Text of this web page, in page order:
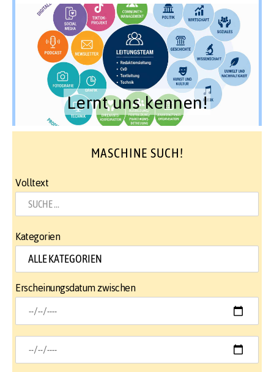
Lernt uns kennen!
MASCHINE SUCH!
Volltext
Kategorien
Erscheinungsdatum zwischen